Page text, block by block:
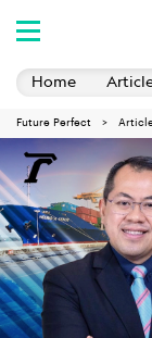
Home
Future Perfect